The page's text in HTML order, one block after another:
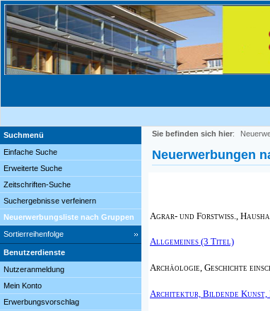
Suchmenü
Einfache Suche
Erweiterte Suche
Zeitschriften-Suche
Suchergebnisse verfeinern
Neuerwerbungsliste nach Gruppen
Sortierreihenfolge
Benutzerdienste
Nutzeranmeldung
Mein Konto
Erwerbungsvorschlag
Sie befinden sich hier:
Neuerwerbungen
Agrar- und Forstwiss.,
Allgemeines (3 Titel)
Archäologie, Geschichte
Architektur, Bildende Kunst,